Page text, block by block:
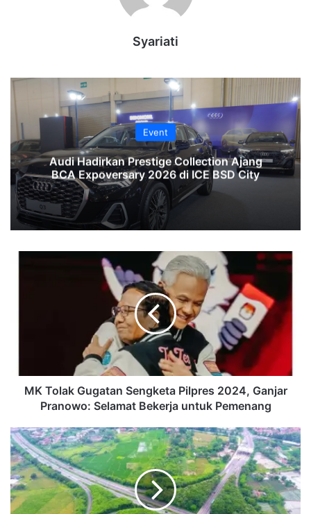
Syariati
Event
Audi Hadirkan Prestige Collection Ajang
BCA Expoversary 2026 di ICE BSD City
Selamat
Bekerja
MK Tolak Gugatan Sengketa Pilpres 2024, Ganjar
Pranowo: Selamat Bekerja untuk Pemenang
Apresiasi
Astra
Infra
untuk
6,6
Juta